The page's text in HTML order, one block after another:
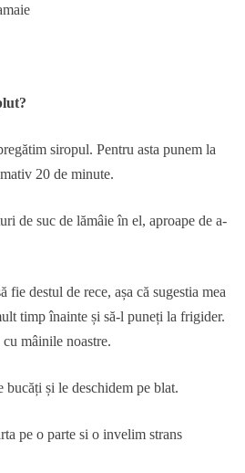
siropul. Pentru asta punem la
20 de minute.
de suc de lămâie în el, aproape de a-
fie destul de rece, așa că sugestia mea
timp înainte și să-l puneți la frigider.
mâinile noastre.
bucăți și le deschidem pe blat.
pe o parte si o invelim strans